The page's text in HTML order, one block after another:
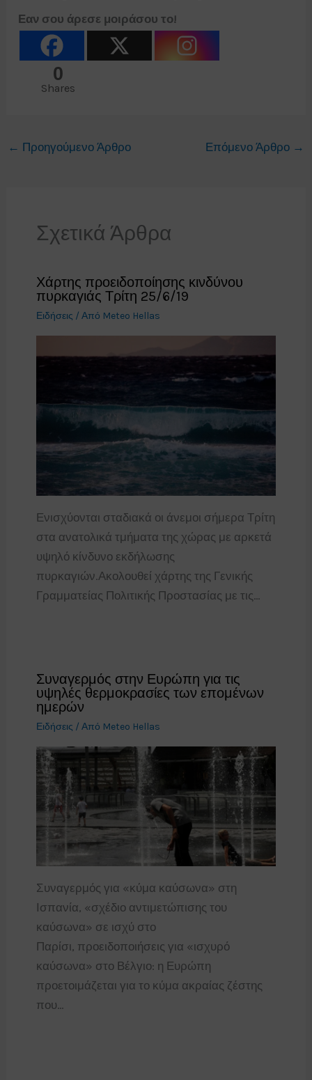
Εαν σου άρεσε μοιράσου το!
0
Shares
← Προηγούμενο Άρθρο Επόμενο Άρθρο →
Σχετικά Άρθρα
Χάρτης προειδοποίησης κινδύνου
πυρκαγιάς Τρίτη 25/6/19
Ειδήσεις / Από Meteo Hellas
Ενισχύονται σταδιακά οι άνεμοι σήμερα Τρίτη
στα ανατολικά τμήματα της χώρας με αρκετά
υψηλό κίνδυνο εκδήλωσης
πυρκαγιών.Ακολουθεί χάρτης της Γενικής
Γραμματείας Πολιτικής Προστασίας με τις…
Συναγερμός στην Ευρώπη για τις
υψηλές θερμοκρασίες των επομένων
ημερών
Ειδήσεις / Από Meteo Hellas
Συναγερμός για «κύμα καύσωνα» στη
Ισπανία, «σχέδιο αντιμετώπισης του
καύσωνα» σε ισχύ στο
Παρίσι, προειδοποιήσεις για «ισχυρό
καύσωνα» στο Βέλγιο: η Ευρώπη
προετοιμάζεται για το κύμα ακραίας ζέστης
που…